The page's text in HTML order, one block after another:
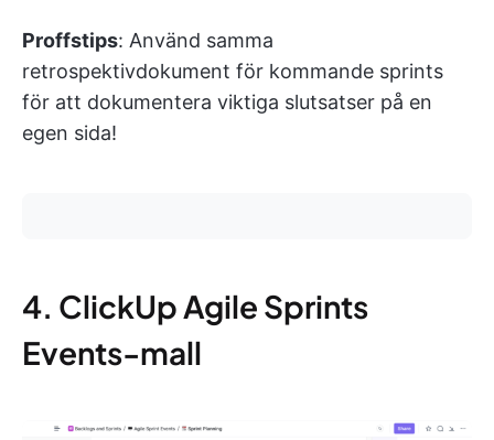
Proffstips: Använd samma
retrospektivdokument för kommande sprints
för att dokumentera viktiga slutsatser på en
egen sida!
4. ClickUp Agile Sprints
Events-mall